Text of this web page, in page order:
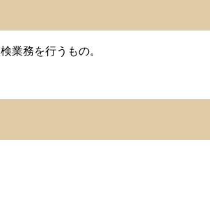
業務を行うもの。